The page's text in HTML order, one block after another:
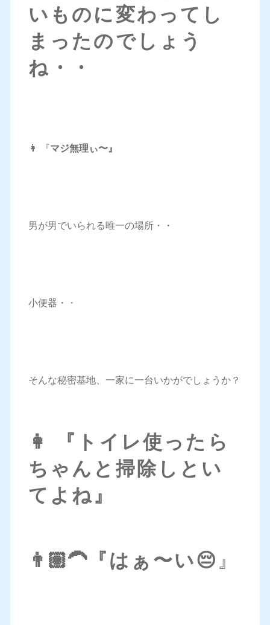
いものに変わってし
まったのでしょう
ね・・
👩 『マジ無理ぃ〜』
男が男でいられる唯一の場所・・
小便器・・
そんな秘密基地、一家に一台いかがでしょうか？
👩 『トイレ使ったら
ちゃんと掃除しとい
てよね』
👨🏽‍🦱『はぁ〜い😔』